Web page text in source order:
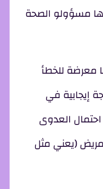
مسؤولو الصحة
معرضة للخطأ
إيجابية في
احتمال العدوى
50% عند وجود اتصال مع مريض (يعني مثل